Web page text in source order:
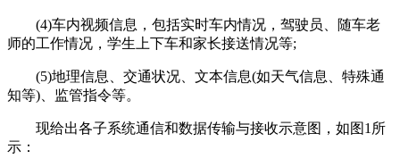
(4)车内视频信息，包括实时车内情况，驾驶员、随车老
师的工作情况，学生上下车和家长接送情况等;
(5)地理信息、交通状况、文本信息(如天气信息、特殊通
知等)、监管指令等。
现给出各子系统通信和数据传输与接收示意图，如图1所
示：